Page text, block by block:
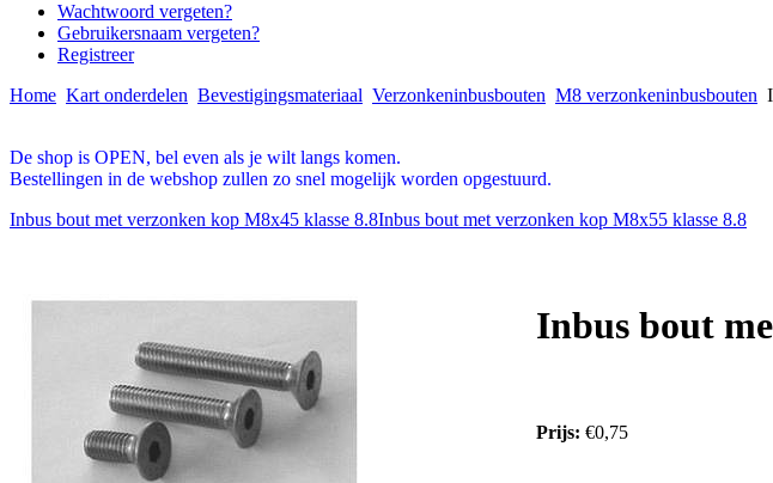
Wachtwoord vergeten?
Gebruikersnaam vergeten?
Registreer
Home Kart onderdelen Bevestigingsmateriaal Verzonkeninbusbouten M8 verzonkeninbusbouten
De shop is OPEN, bel even als je wilt langs komen.
Bestellingen in de webshop zullen zo snel mogelijk worden opgestuurd.
Inbus bout met verzonken kop M8x45 klasse 8.8Inbus bout met verzonken kop M8x55 klasse 8.8
Inbus bout
Prijs: €0,75